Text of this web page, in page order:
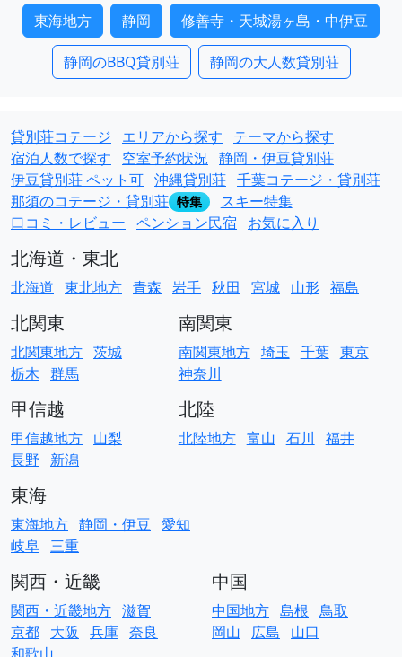
東海地方 静岡 修善寺・天城湯ヶ島・中伊豆
静岡のBBQ貸別荘 静岡の大人数貸別荘
貸別荘コテージ エリアから探す
テーマから探す
宿泊人数で探す
空室予約状況 静岡・伊豆貸別荘
伊豆貸別荘 ペット可 沖縄貸別荘 千葉コテージ・貸別荘
那須のコテージ・貸別荘 特集
スキー特集
口コミ・レビュー ペンション民宿 お気に入り
北海道・東北
北海道 東北地方 青森 岩手 秋田 宮城 山形 福島
北関東
北関東地方 茨城
栃木 群馬
南関東
南関東地方 埼玉 千葉 東京
神奈川
甲信越
甲信越地方 山梨
長野 新潟
北陸
北陸地方 富山 石川 福井
東海
東海地方 静岡・伊豆 愛知
岐阜 三重
関西・近畿
関西・近畿地方 滋賀
京都 大阪 兵庫 奈良
中国
中国地方 島根 鳥取
岡山 広島 山口